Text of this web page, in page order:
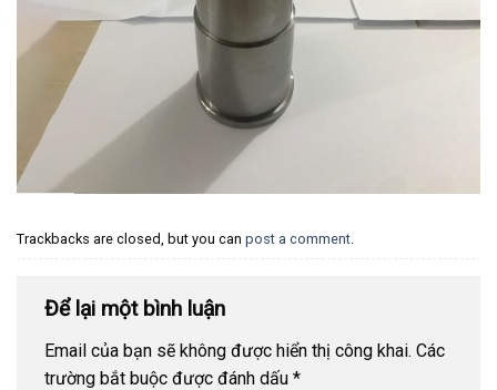
Trackbacks are closed, but you can post a comment
Để lại một bình luận
Email của bạn sẽ không được hiển thị công khai. Các
trường bắt buộc được đánh dấu *